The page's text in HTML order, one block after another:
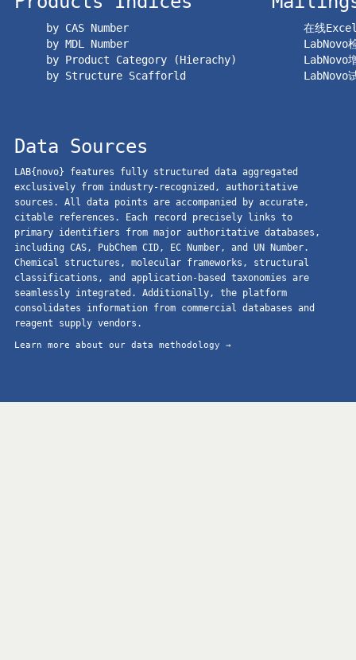
by CAS Number
by MDL Number
by Product Category (Hierachy)
by Structure Scafforld
在线
LabNovo
LabNovo
LabNovo
Data Sources
LAB{novo} features fully structured data aggregated
exclusively from industry-recognized, authoritative
sources. All data points are accompanied by accurate,
citable references. Each record precisely links to
primary identifiers from major authoritative databases,
including CAS, PubChem CID, EC Number, and UN Number.
Chemical structures, molecular frameworks, structural
classifications, and application-based taxonomies are
seamlessly integrated. Additionally, the platform
consolidates information from commercial databases and
reagent supply vendors.
Learn more about our data methodology →